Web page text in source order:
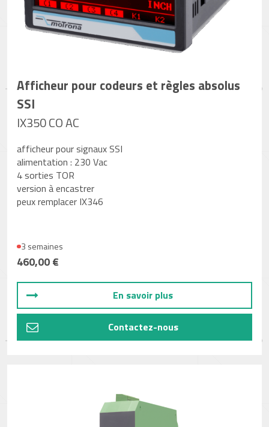
Afficheur pour codeurs et règles absolus
SSI
IX350 CO AC
afficheur pour signaux SSI
alimentation : 230 Vac
4 sorties TOR
version à encastrer
peux remplacer IX346
3 semaines
460,00 €
En savoir plus
Contactez-nous